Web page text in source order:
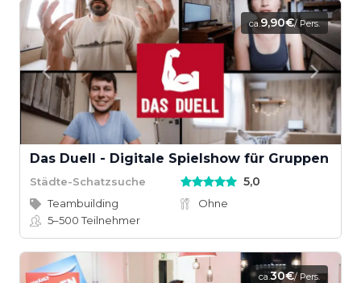
ca.9,90€/ Pers.
Das Duell - Digitale Spielshow für Gruppen
Städte-Schatzsuche 5,0
Teambuilding
Ohne
5–500Teilnehmer
ca.30€/ Pers.